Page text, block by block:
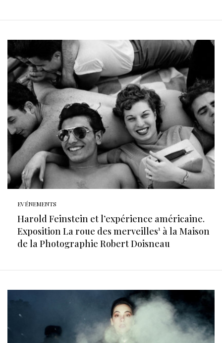
EVÉNEMENTS
Harold Feinstein et l’expérience américaine.
Exposition La roue des merveilles¹ à la Maison
de la Photographie Robert Doisneau